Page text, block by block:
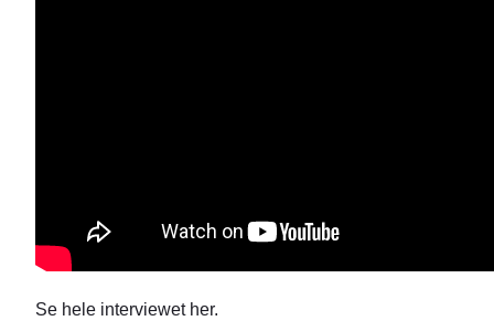
Se hele interviewet her.